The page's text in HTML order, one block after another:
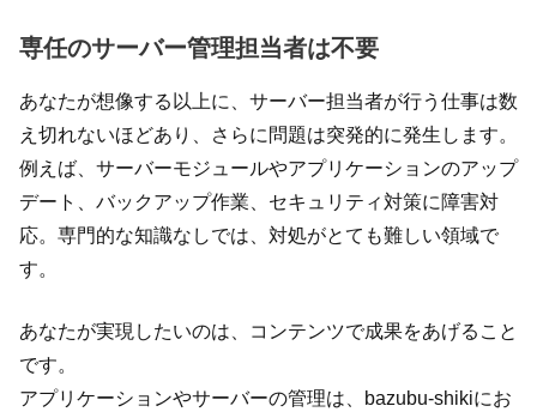
専任のサーバー管理担当者は不要
あなたが想像する以上に、サーバー担当者が行う仕事は数
え切れないほどあり、さらに問題は突発的に発生します。
例えば、サーバーモジュールやアプリケーションのアップ
デート、バックアップ作業、セキュリティ対策に障害対
応。専門的な知識なしでは、対処がとても難しい領域で
す。
あなたが実現したいのは、コンテンツで成果をあげること
です。
アプリケーションやサーバーの管理は、bazubu-shikiにお